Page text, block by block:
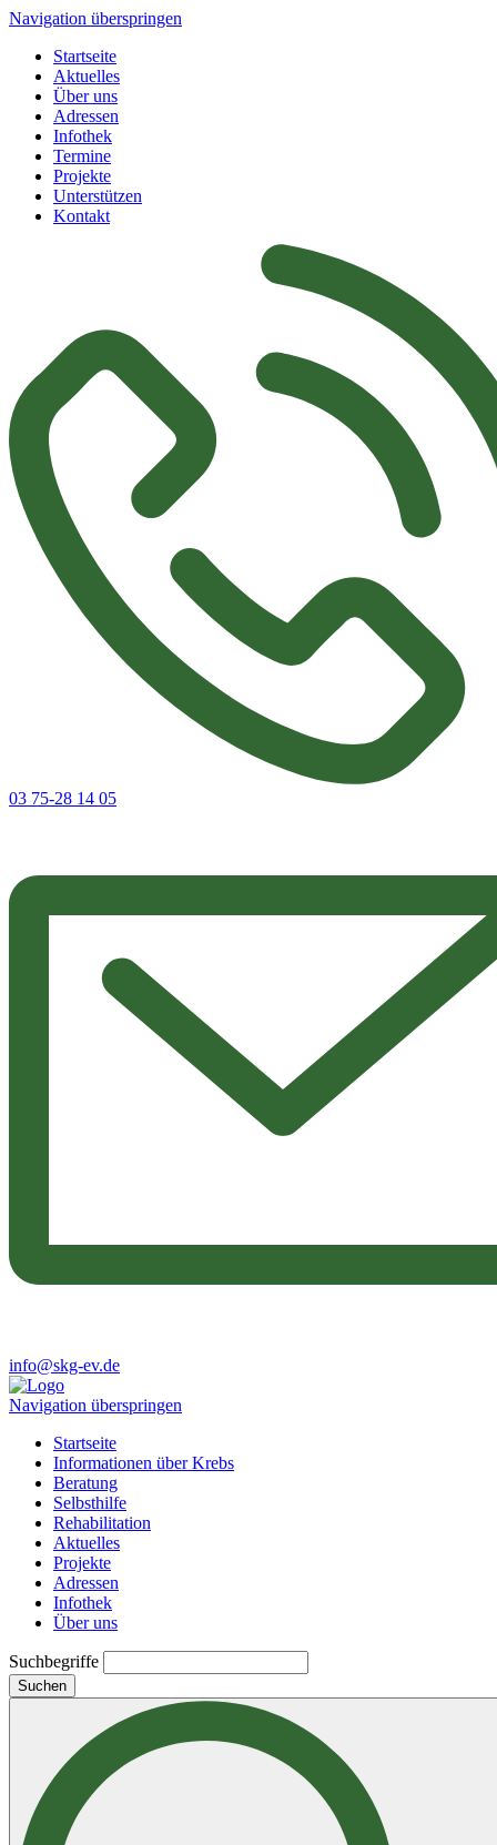
Navigation überspringen
Startseite
Aktuelles
Über uns
Adressen
Infothek
Termine
Projekte
Unterstützen
Kontakt
03 75-28 14 05
info@skg-ev.de
Navigation überspringen
Startseite
Informationen über Krebs
Beratung
Selbsthilfe
Rehabilitation
Aktuelles
Projekte
Adressen
Infothek
Über uns
Suchbegriffe
Suchen